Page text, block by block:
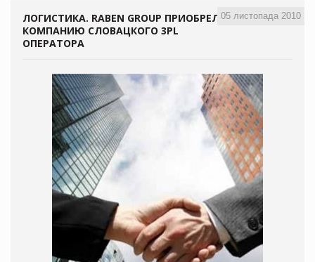
05 листопада 2010
ЛОГИСТИКА. RABEN GROUP ПРИОБРЕЛ
КОМПАНИЮ СЛОВАЦКОГО 3PL
ОПЕРАТОРА